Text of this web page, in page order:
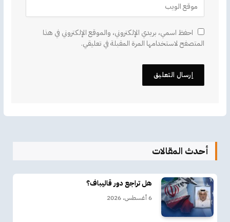
احفظ اسمي، بريدي الإلكتروني، والموقع الإلكتروني في هذا
المتصفح لاستخدامها المرة المقبلة في تعليقي.
أحدث المقالات
هل تراجع دور قاليباف؟
6 أغسطس، 2026